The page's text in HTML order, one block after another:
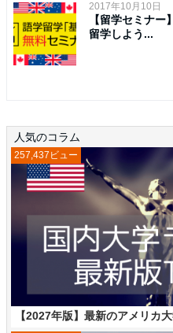
2017年10月10日
【留学セミナ
留学しよう...
人気のコラム
【2027年版】最新のアメリカ
257,437ビュー